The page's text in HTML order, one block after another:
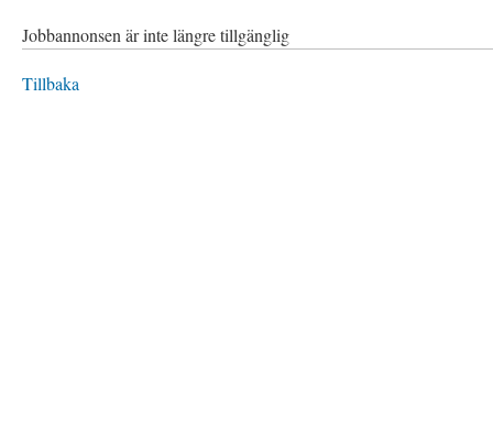
Jobbannonsen är inte längre tillgänglig
Tillbaka